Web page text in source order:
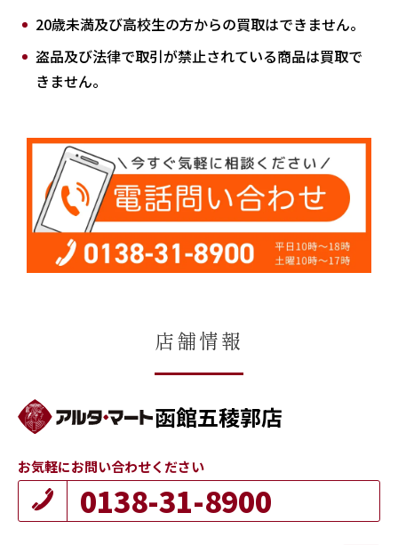
20歳未満及び高校生の方からの買取はできません。
盗品及び法律で取引が禁止されている商品は買取で
きません。
店舗情報
函館五稜郭店
お気軽にお問い合わせください
0138-31-8900